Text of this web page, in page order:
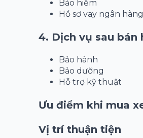
Bảo hiểm
Hồ sơ vay ngân hàng
4. Dịch vụ sau bán
Bảo hành
Bảo dưỡng
Hỗ trợ kỹ thuật
Ưu điểm khi mua
Vị trí thuận tiện